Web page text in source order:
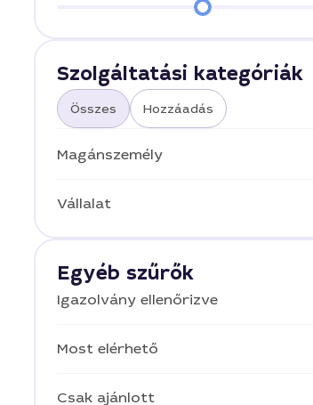
Szolgáltatási kategóriák
Összes Hozzáadás
Magánszemély
Vállalat
Egyéb szűrők
Igazolvány ellenőrizve
Most elérhető
Csak ajánlott